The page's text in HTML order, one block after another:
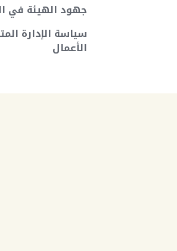
جهود الهيئة في
سياسة الإدارة
الأعمال